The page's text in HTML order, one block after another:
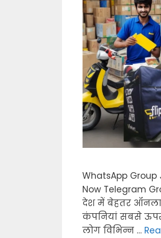
WhatsApp Group
Now Telegram
देश में बेहतर
कंपनियां सबसे
लोग विभिन्न …